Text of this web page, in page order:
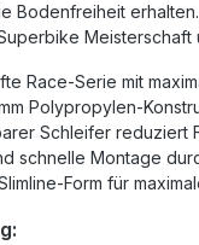
Bodenfreiheit
Meisterschaft
Race-Serie mit
Polypropylen-
Schleifer reduziert
schnelle Montage
Form für